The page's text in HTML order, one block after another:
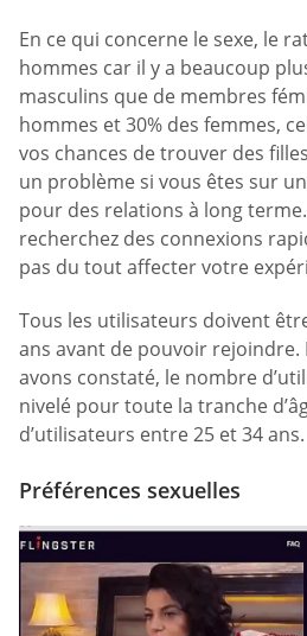
En ce qui concerne le sexe, le
hommes car il y a beaucoup
masculins que de membres
hommes et 30% des femmes,
vos chances de trouver des
un problème si vous êtes sur
pour des relations à long
recherchez des connexions
pas du tout affecter votre
Tous les utilisateurs doivent
ans avant de pouvoir rejoindre.
avons constaté, le nombre
nivelé pour toute la tranche
d’utilisateurs entre 25 et 34 ans.
Préférences sexuelles